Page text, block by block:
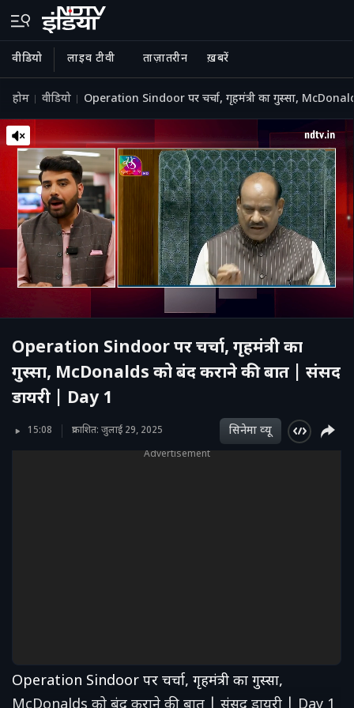
वीडियो लाइव टीवी ताज़ातरीन ख़बरें
होम वीडियो Operation Sindoor पर चर्चा, गृहमंत्री का गुस्सा,
Operation Sindoor पर चर्चा, गृहमंत्री का
गुस्सा, McDonalds को बंद कराने की बात | संसद
डायरी | Day 1
15:08 प्रकाशित: जुलाई 29, 2025 सिनेमा व्‍यू
Advertisement
Operation Sindoor पर चर्चा, गृहमंत्री का गुस्सा,